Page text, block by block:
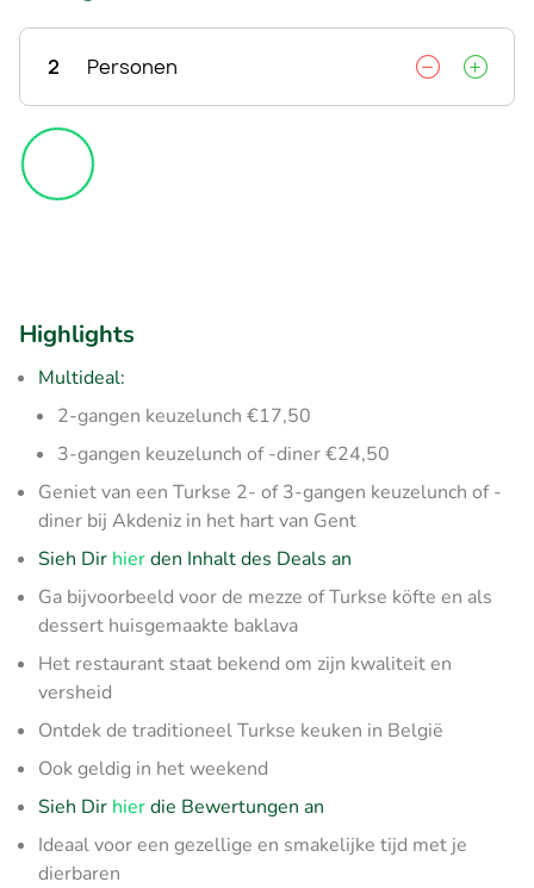
2 Personen
Highlights
Multideal:
2-gangen keuzelunch €17,50
3-gangen keuzelunch of -diner €24,50
Geniet van een Turkse 2- of 3-gangen keuzelunch of -
diner bij Akdeniz in het hart van Gent
Sieh Dir hierden Inhalt des Deals an
Ga bijvoorbeeld voor de mezze of Turkse köfte en als
dessert huisgemaakte baklava
Het restaurant staat bekend om zijn kwaliteit en
versheid
Ontdek de traditioneel Turkse keuken in België
Ook geldig in het weekend
Sieh Dir hierdie Bewertungen an
Ideaal voor een gezellige en smakelijke tijd met je
dierbaren